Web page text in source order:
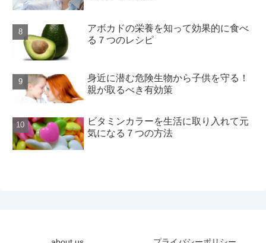
アボカドの栄養を知って効果的に食べ
る７つのレシピ
身近に潜む危険生物から子供を守る！
親が取るべき有効策
ビタミンカラーを生活に取り入れて元
気になる７つの方法